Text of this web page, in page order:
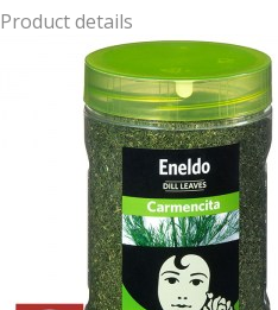
Product details